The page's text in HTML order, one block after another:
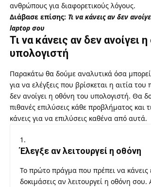
ανθρώπους για διαφορετικούς λόγους.
Διάβασε επίσης: Τι να κάνεις αν δεν
laptop σου
Τι να κάνεις αν δεν ανοίγει
υπολογιστή
Παρακάτω θα δούμε αναλυτικά όσα
για να ελέγξεις που βρίσκεται η αιτία
δεν ανοίγει η οθόνη του υπολογιστή. Θα
πιθανές επιλύσεις κάθε προβλήματος και
κάνεις για να επιλύσεις καθένα από αυτά.
Έλεγξε αν λειτουργεί η οθόνη
Το πρώτο πράγμα που πρέπει να κάνεις
δοκιμάσεις αν λειτουργεί η οθόνη σου.